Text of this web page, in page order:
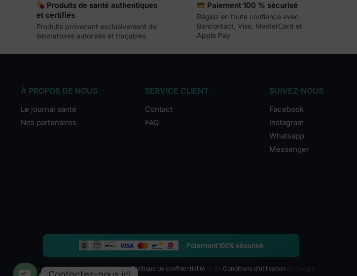
Produits de santé authentiques
et certifiés
Produits provenant exclusivement de
laboratoires autorisés et traçables
Paiement 100 % sécurisé
Réglez en toute confiance avec
Bancontact, Visa, MasterCard et
Apple Pay
À PROPOS DE NOUS
Le journal santé
Nos partenaires
SERVICE CLIENT
Contact
FAQ
SUIVEZ-NOUS
Facebook
Instagram
Whatsapp
Messenger
Paiement 100% sécurisé
Ce site est protégé par reCAPTCHA. LaPolitique de confidentialitéet les Conditions d’utilisation